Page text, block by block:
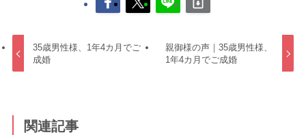
35歳男性様、1年4カ月でご
成婚
親御様の声｜35歳男性様、
1年4カ月でご成婚
関連記事